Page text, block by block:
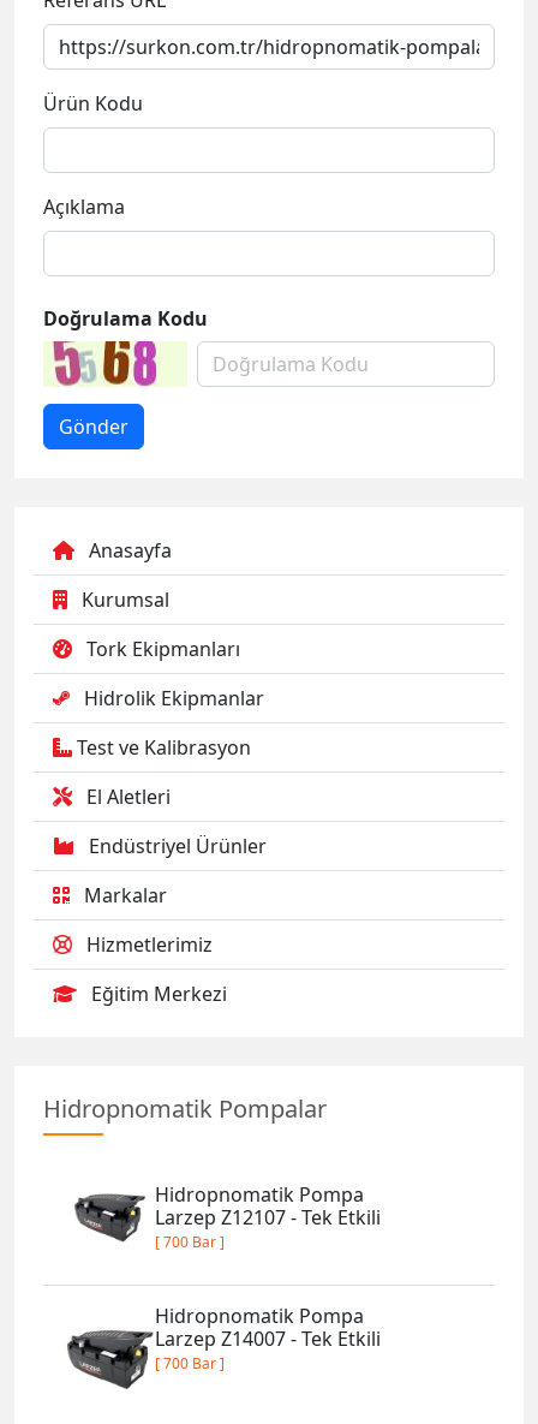
Ürün Kodu
Açıklama
Doğrulama Kodu
Anasayfa
Kurumsal
Tork Ekipmanları
Hidrolik Ekipmanlar
Test ve Kalibrasyon
El Aletleri
Endüstriyel Ürünler
Markalar
Hizmetlerimiz
Eğitim Merkezi
Hidropnomatik Pompalar
Hidropnomatik Pompa
Larzep Z12107 - Tek Etkili
[ 700 Bar ]
Hidropnomatik Pompa
Larzep Z14007 - Tek Etkili
[ 700 Bar ]